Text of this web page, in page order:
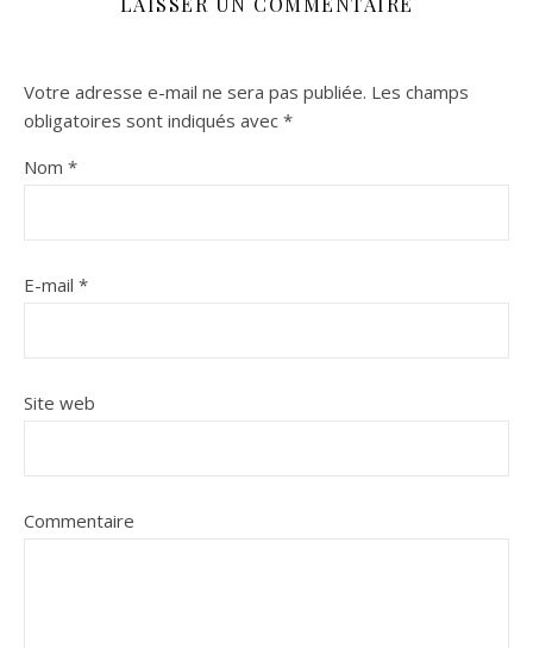
Votre adresse e-mail ne sera pas publiée. Les champs
obligatoires sont indiqués avec *
Nom *
E-mail *
Site web
Commentaire